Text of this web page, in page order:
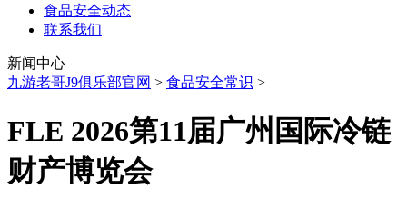
食品安全动态
联系我们
新闻中心
九游老哥J9俱乐部官网 > 食品安全常识 >
FLE 2026第11届广州国际冷链
财产博览会